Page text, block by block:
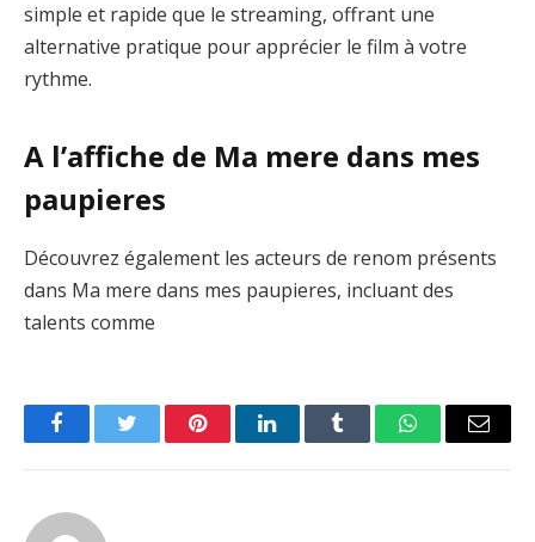
simple et rapide que le streaming, offrant une
alternative pratique pour apprécier le film à votre
rythme.
A l’affiche de Ma mere dans mes
paupieres
Découvrez également les acteurs de renom présents
dans Ma mere dans mes paupieres, incluant des
talents comme
FacebookTwitter PinterestLinkedInTumblr WhatsAppEmail